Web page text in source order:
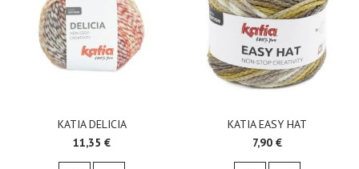
KATIA DELICIA
11,35 €
KATIA EASY HAT
7,90 €